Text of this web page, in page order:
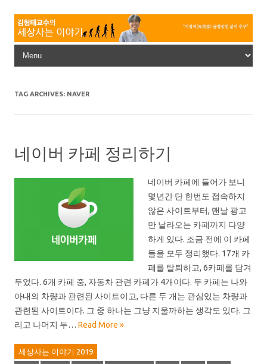
Skip to content
TAG ARCHIVES: NAVER
네이버 카페 정리하기
네이버 카페에 들어가 보니
몇년간 단 한번도 접속하지
않은 사이트부터, 맨날 광고
만 날라오는 카페까지 다양
하게 있다. 조금 전에 이 카페
들을 모두 정리했다. 17개 카
페를 탈퇴하고, 6카페를 담겨
두었다. 6개 카페 중, 자동차 관련 카페가 4개이다. 두 카페는 나와
아내의 차량과 관련된 사이트이고, 다른 두 개는 관심있는 차량과
관련된 사이트이다. 그 중 하나는 그냥 지울까하는 생각도 있다. 그
리고 나머지 두… Read More »
세상사는 이야기 2019